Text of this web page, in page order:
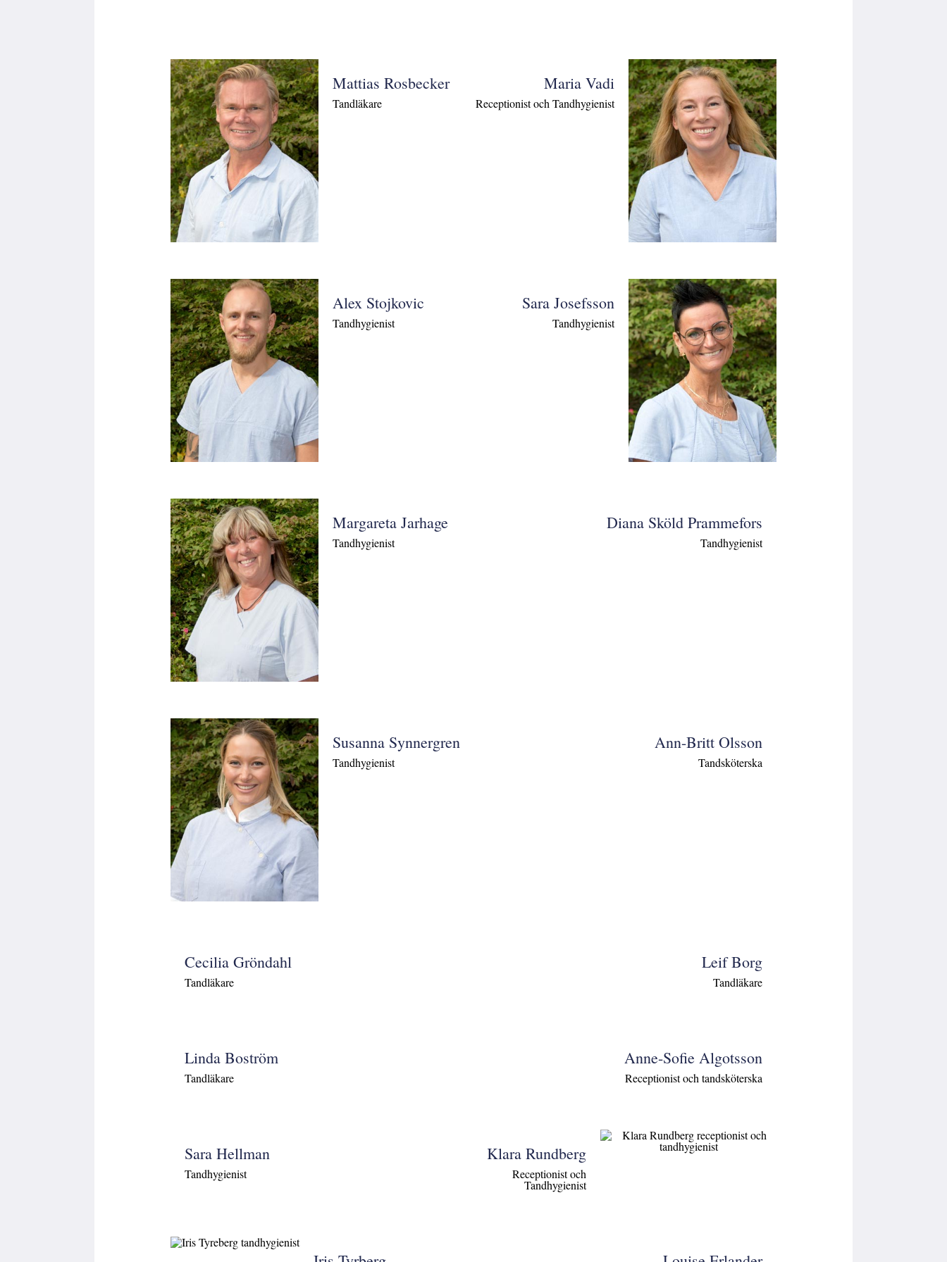
Mattias Rosbecker
Tandläkare
Maria Vadi
Receptionist och Tandhygienist
Alex Stojkovic
Tandhygienist
Sara Josefsson
Tandhygienist
Margareta Jarhage
Tandhygienist
Diana Sköld Prammefors
Tandhygienist
Susanna Synnergren
Tandhygienist
Ann-Britt Olsson
Tandsköterska
Cecilia Gröndahl
Tandläkare
Leif Borg
Tandläkare
Linda Boström
Tandläkare
Anne-Sofie Algotsson
Receptionist och tandsköterska
Sara Hellman
Tandhygienist
Klara Rundberg
Receptionist och
Tandhygienist